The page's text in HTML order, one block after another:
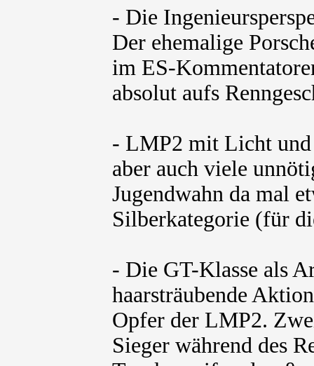
- Die
Der ehemalige
im ES-
absolut aufs
- LMP2 mit Licht und
aber auch viele
Jugendwahn da mal
Silberkategorie (für
- Die GT-Klasse als
haarsträubende
Opfer der LMP2.
Sieger während des